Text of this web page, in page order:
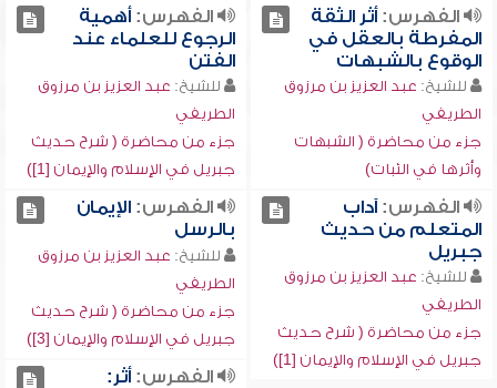
الفهرس:أثر الثقة
المفرطة بالعقل في
الوقوع بالشبهات
للشيخ: عبد العزيز بن مرزوق
الطريفي
جزء من محاضرة ( الشبهات
وأثرها في الثبات)
الفهرس:أهمية
الرجوع للعلماء عند
الفتن
للشيخ: عبد العزيز بن مرزوق
الطريفي
جزء من محاضرة ( شرح حديث
جبريل في الإسلام والإيمان [1])
الفهرس:آداب
المتعلم من حديث
جبريل
للشيخ: عبد العزيز بن مرزوق
الطريفي
جزء من محاضرة ( شرح حديث
جبريل في الإسلام والإيمان [1])
الفهرس:الإيمان
بالرسل
للشيخ: عبد العزيز بن مرزوق
الطريفي
جزء من محاضرة ( شرح حديث
جبريل في الإسلام والإيمان [3])
الفهرس:أثر: